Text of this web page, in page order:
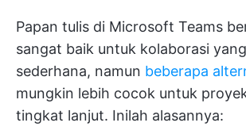
Papan tulis di Microsoft Teams
sangat baik untuk kolaborasi
sederhana, namun beberapa
mungkin lebih cocok untuk
tingkat lanjut. Inilah alasannya: